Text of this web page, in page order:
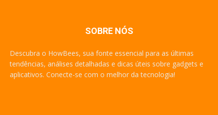
SOBRE NÓS
Descubra o HowBees, sua fonte essencial para as últimas
tendências, análises detalhadas e dicas úteis sobre gadgets e
aplicativos. Conecte-se com o melhor da tecnologia!